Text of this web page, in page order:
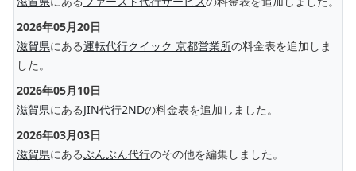
2026年05月20日
滋賀県にある運転代行クイック 京都営業所の料金表を追加しま
した。
2026年05月10日
滋賀県にあるJIN代行2NDの料金表を追加しました。
2026年03月03日
滋賀県にあるぶんぶん代行のその他を編集しました。